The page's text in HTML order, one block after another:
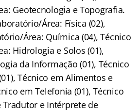
Geotecnologia e Topografia.
Área: Física (02),
Área: Química (04), Técnico
Hidrologia e Solos (01),
da Informação (01), Técnico
Técnico em Alimentos e
em Telefonia (01), Técnico
Tradutor e Intérprete de